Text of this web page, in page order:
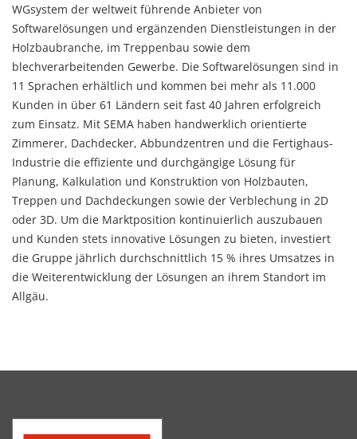
WGsystem der weltweit führende Anbieter von
Softwarelösungen und ergänzenden Dienstleistungen in der
Holzbaubranche, im Treppenbau sowie dem
blechverarbeitenden Gewerbe. Die Softwarelösungen sind in
11 Sprachen erhältlich und kommen bei mehr als 11.000
Kunden in über 61 Ländern seit fast 40 Jahren erfolgreich
zum Einsatz. Mit SEMA haben handwerklich orientierte
Zimmerer, Dachdecker, Abbundzentren und die Fertighaus-
Industrie die effiziente und durchgängige Lösung für
Planung, Kalkulation und Konstruktion von Holzbauten,
Treppen und Dachdeckungen sowie der Verblechung in 2D
oder 3D. Um die Marktposition kontinuierlich auszubauen
und Kunden stets innovative Lösungen zu bieten, investiert
die Gruppe jährlich durchschnittlich 15 % ihres Umsatzes in
die Weiterentwicklung der Lösungen an ihrem Standort im
Allgäu.